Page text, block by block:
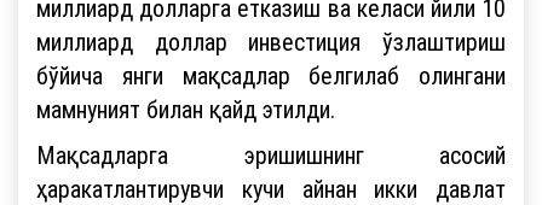
миллиард долларга етказиш ва келаси йили 10
миллиард доллар инвестиция ўзлаштириш
бўйича янги мақсадлар белгилаб олингани
мамнуният билан қайд этилди.
Мақсадларга эришишнинг асосий
ҳаракатлантирувчи кучи айнан икки давлат